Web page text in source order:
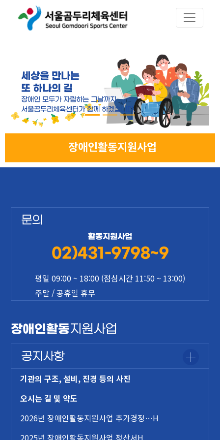
세상을 만나는
또 하나의 길
장애인 모두가 자립하는 그날까지
서울곰두리체육센터가 함께 하겠습니다.
장애인활동지원사업
문의
활동지원사업
02)431-9798~9
평일 09:00 ~ 18:00 (점심시간 11:50 ~ 13:00)
주말 / 공휴일 휴무
장애인활동지원사업
공지사항
기관의 구조, 설비, 진경 등의 사진
오시는 길 및 약도
2026년 장애인활동지원사업 추가경정…H
2025년 장애인활동지원사업 정산서H